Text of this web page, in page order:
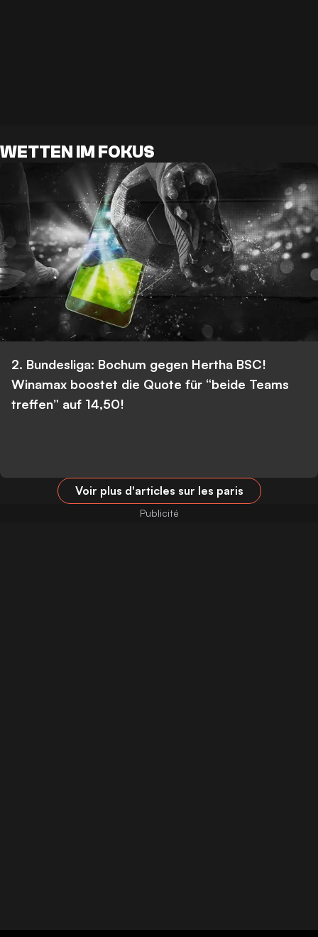
WETTEN IM FOKUS
2. Bundesliga: Bochum gegen Hertha BSC!
Winamax boostet die Quote für “beide Teams
treffen” auf 14,50!
Voir plus d'articles sur les paris